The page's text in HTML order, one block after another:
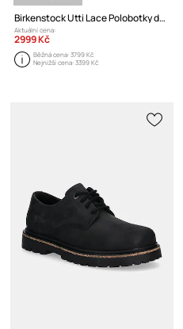
Birkenstock Utti Lace Polobotky dámské semišové
Aktuální cena:
2999 Kč
Běžná cena:3799 Kč
Nejnižší cena:3399 Kč